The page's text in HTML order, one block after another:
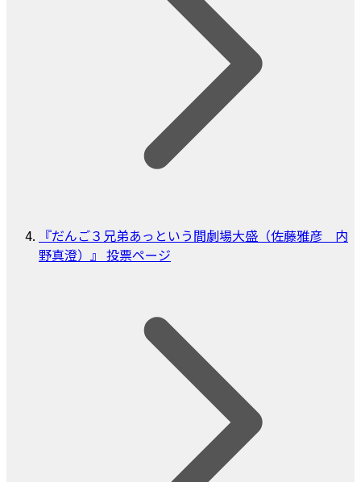
『だんご３兄弟あっという間劇場大盛（佐藤雅彦 内
野真澄）』 投票ページ